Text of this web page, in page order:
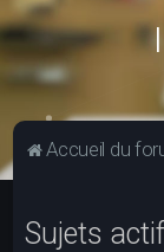
Accueil du
Sujets